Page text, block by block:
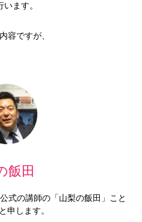
ます。
容ですが、
飯田
式の講師の「山梨の飯田」こと
申します。